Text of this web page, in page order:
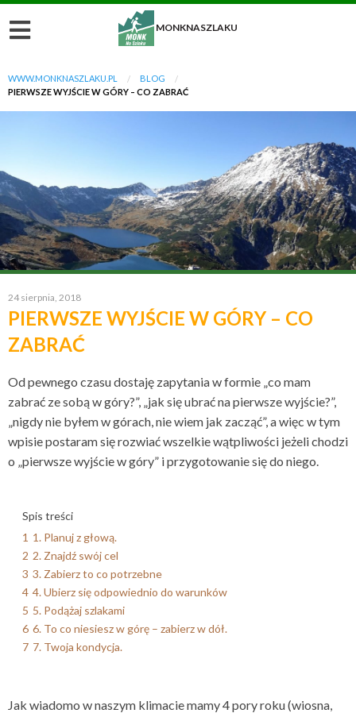
MONKNASZLAKU
WWW.MONKNASZLAKU.PL
BLOG
PIERWSZE WYJŚCIE W GÓRY – CO ZABRAĆ
24 sierpnia, 2018
PIERWSZE WYJŚCIE W GÓRY – CO
ZABRAĆ
Od pewnego czasu dostaję zapytania w formie „co mam
zabrać ze sobą w góry?”, „jak się ubrać na pierwsze wyjście?”,
„nigdy nie byłem w górach, nie wiem jak zacząć”, a więc w tym
wpisie postaram się rozwiać wszelkie wątpliwości jeżeli chodzi
o „pierwsze wyjście w góry” i przygotowanie się do niego.
Spis treści
1 1. Planuj z głową.
2 2. Znajdź swój cel
3 3. Zabierz to co potrzebne
4 4. Ubierz się odpowiednio do warunków
5 5. Podążaj szlakami
6 6. To co niesiesz w górę – zabierz w dół.
7 7. Twoja kondycja.
Jak wiadomo w naszym klimacie mamy 4 pory roku (wiosna,